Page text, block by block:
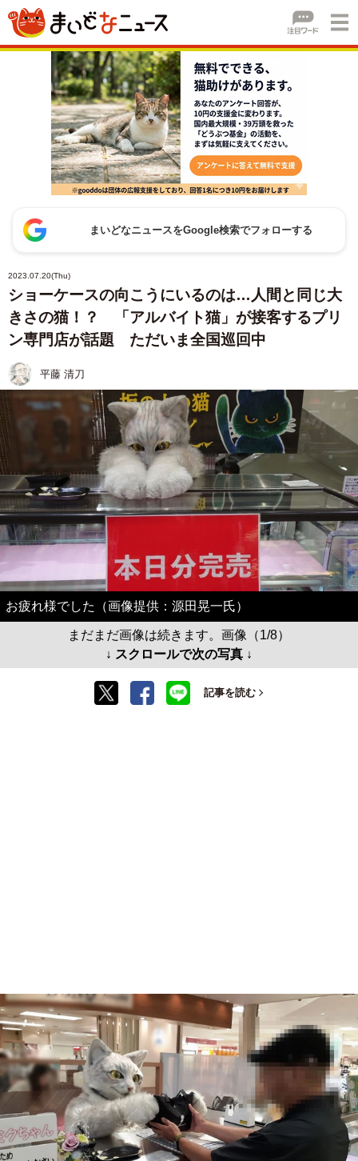
まいどなニュースをGoogle検索でフォローする
2023.07.20(Thu)
ショーケースの向こうにいるのは…人間と同じ大
きさの猫！？ 「アルバイト猫」が接客するプリ
ン専門店が話題 ただいま全国巡回中
平藤 清刀
お疲れ様でした（画像提供：源田晃一氏）
まだまだ画像は続きます。画像（1/8）
↓ スクロールで次の写真 ↓
記事を読む